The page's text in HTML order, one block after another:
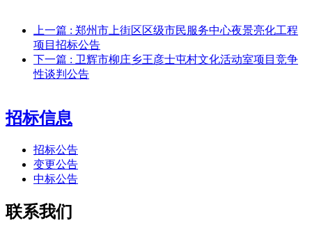
上一篇 : 郑州市上街区区级市民服务中心夜景亮化工程
项目招标公告
下一篇 : 卫辉市柳庄乡王彦士屯村文化活动室项目竞争
性谈判公告
招标信息
招标公告
变更公告
中标公告
联系我们